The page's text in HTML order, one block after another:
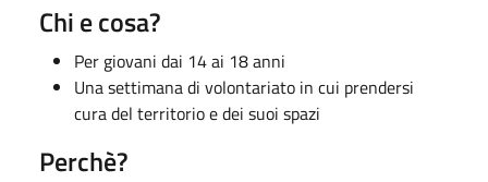
Chi e cosa?
Per giovani dai 14 ai 18 anni
Una settimana di volontariato in cui prendersi
cura del territorio e dei suoi spazi
Perchè?